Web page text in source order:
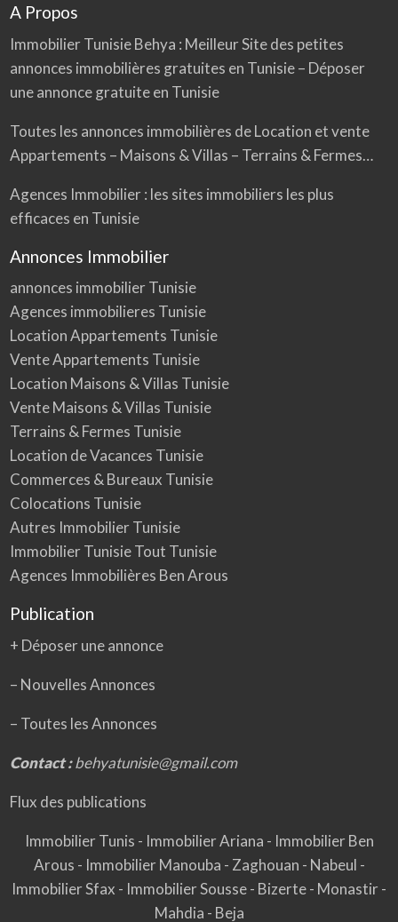
A Propos
Immobilier TunisieBehya : Meilleur Site des petites
annonces immobilières gratuites en Tunisie – Déposer
une annonce gratuite en Tunisie
Toutes les annonces immobilières de Location et vente
Appartements – Maisons & Villas – Terrains & Fermes…
Agences Immobilier : les sites immobiliers les plus
efficaces en Tunisie
Annonces Immobilier
annonces immobilier Tunisie
Agences immobilieres Tunisie
Location Appartements Tunisie
Vente Appartements Tunisie
Location Maisons & Villas Tunisie
Vente Maisons & Villas Tunisie
Terrains & Fermes Tunisie
Location de Vacances Tunisie
Commerces & Bureaux Tunisie
Colocations Tunisie
Autres Immobilier Tunisie
Immobilier Tunisie Tout Tunisie
Agences Immobilières Ben Arous
Publication
+ Déposer une annonce
– Nouvelles Annonces
– Toutes les Annonces
Contact : behyatunisie@gmail.com
Flux des publications
Immobilier Tunis - Immobilier Ariana - Immobilier Ben
Arous - Immobilier Manouba - Zaghouan - Nabeul -
Immobilier Sfax - Immobilier Sousse- Bizerte- Monastir-
Mahdia - Beja